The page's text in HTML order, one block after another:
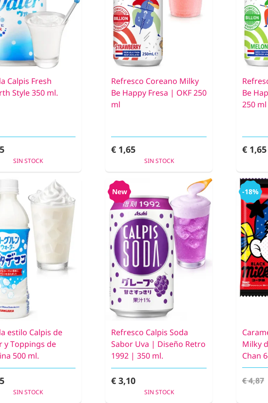
Calpis Fresh
Style 350 ml.
SIN STOCK
Refresco Coreano Milky
Be Happy Fresa | OKF 250
ml
€ 1,65
SIN STOCK
Be
250 ml
€ 1,65
estilo Calpis de
y Toppings de
500 ml.
SIN STOCK
New
Refresco Calpis Soda
Sabor Uva | Diseño Retro
1992 | 350 ml.
€ 3,10
SIN STOCK
-18%
Milky
Chan
€ 4,87